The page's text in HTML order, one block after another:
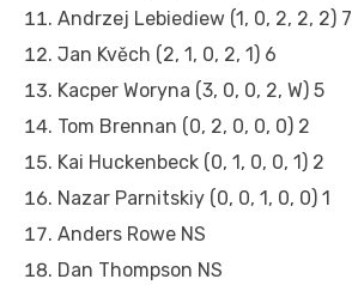
Andrzej Lebiediew (1, 0, 2, 2, 2) 7
Jan Kvěch (2, 1, 0, 2, 1) 6
Kacper Woryna (3, 0, 0, 2, W) 5
Tom Brennan (0, 2, 0, 0, 0) 2
Kai Huckenbeck (0, 1, 0, 0, 1) 2
Nazar Parnitskiy (0, 0, 1, 0, 0) 1
Anders Rowe NS
Dan Thompson NS